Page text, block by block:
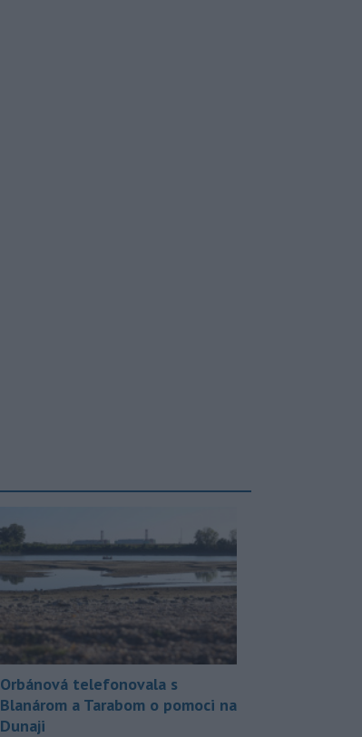
Orbánová telefonovala s
Blanárom a Tarabom o pomoci na
Dunaji